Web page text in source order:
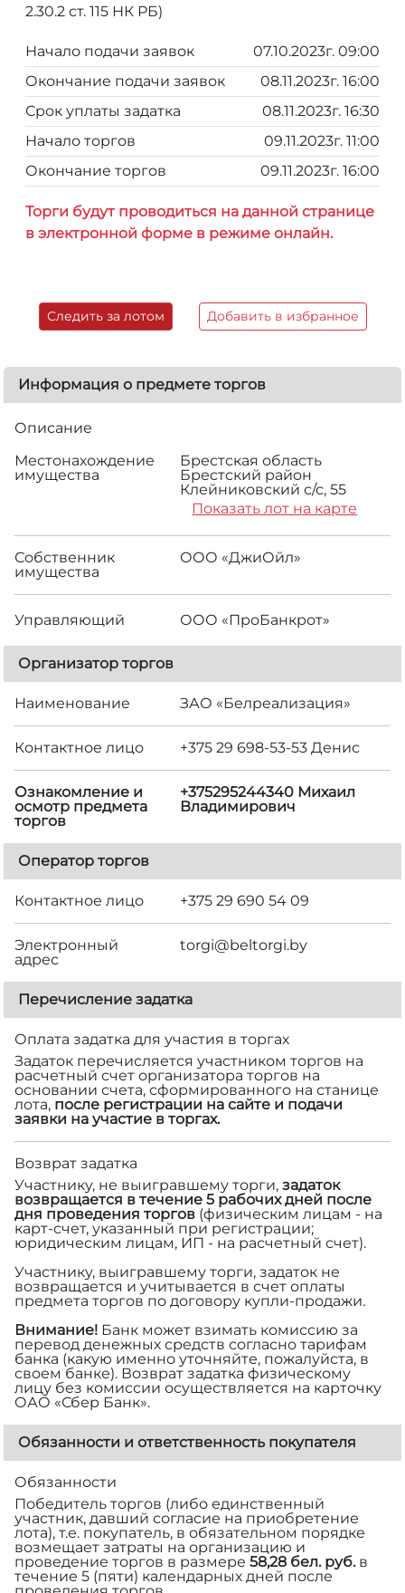
2.30.2 ст. 115 НК РБ)
Начало подачи заявок
07.10.2023г. 09:00
Окончание подачи заявок
08.11.2023г. 16:00
Срок уплаты задатка
08.11.2023г. 16:30
Начало торгов
09.11.2023г. 11:00
Окончание торгов
09.11.2023г. 16:00
Торги будут проводиться на данной странице
в электронной форме в режиме онлайн.
Следить за лотом Добавить в избранное
Информация о предмете торгов
Описание
Местонахождение
имущества
Брестская область
Брестский район
Клейниковский с/с, 55
Показать лот на карте
Собственник
имущества
ООО «ДжиОйл»
Управляющий ООО «ПроБанкрот»
Организатор торгов
Наименование ЗАО «Белреализация»
Контактное лицо +375 29 698-53-53 Денис
Ознакомление и
осмотр предмета
торгов
+375295244340 Михаил
Владимирович
Оператор торгов
Контактное лицо +375 29 690 54 09
Электронный
адрес
torgi@beltorgi.by
Перечисление задатка
Оплата задатка для участия в торгах
Задаток перечисляется участником торгов на
расчетный счет организатора торгов на
основании счета, сформированного на станице
лота, после регистрации на сайте и подачи
заявки на участие в торгах.
Возврат задатка
Участнику, не выигравшему торги, задаток
возвращается в течение 5 рабочих дней после
дня проведения торгов (физическим лицам - на
карт-счет, указанный при регистрации;
юридическим лицам, ИП - на расчетный счет).
Участнику, выигравшему торги, задаток не
возвращается и учитывается в счет оплаты
предмета торгов по договору купли-продажи.
Внимание! Банк может взимать комиссию за
перевод денежных средств согласно тарифам
банка (какую именно уточняйте, пожалуйста, в
своем банке). Возврат задатка физическому
лицу без комиссии осуществляется на карточку
ОАО «Сбер Банк».
Обязанности и ответственность покупателя
Обязанности
Победитель торгов (либо единственный
участник, давший согласие на приобретение
лота), т.е. покупатель, в обязательном порядке
возмещает затраты на организацию и
проведение торгов в размере 58,28 бел. руб.в
течение 5 (пяти) календарных дней после